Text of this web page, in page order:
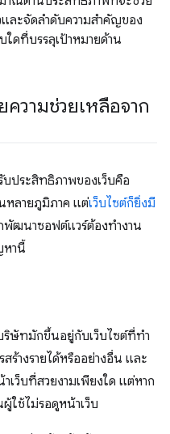
และจัดลําดับความสําคัญของ
ใดที่บรรลุเป้าหมายด้าน
วามช่วยเหลือจาก
ประสิทธิภาพของเว็บคือ
นหลายภูมิภาค แต่เว็บไซต์ก็ยิ่งมี
พัฒนาซอฟต์แวร์ต้องทำงาน
หานี้
ษัทมักขึ้นอยู่กับเว็บไซต์ที่ทํา
ร้างรายได้หรืออย่างอื่น และ
เว็บที่สวยงามเพียงใด แต่หาก
ใช้ไม่รอดูหน้าเว็บ